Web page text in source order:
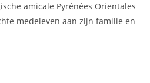
amicale Pyrénées Orientales
medeleven aan zijn familie en